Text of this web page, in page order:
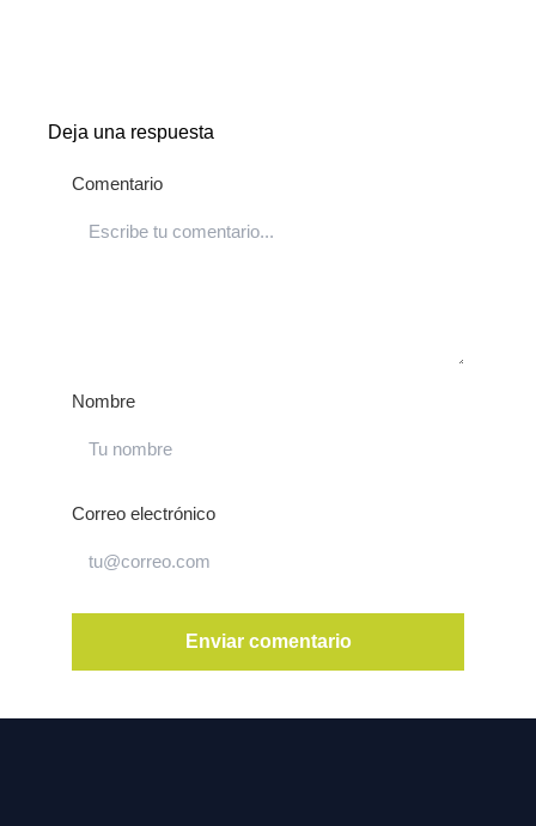
Deja una respuesta
Comentario
Nombre
Correo electrónico